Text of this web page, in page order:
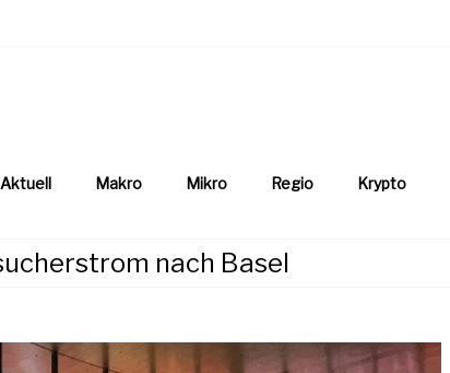
Aktuell Makro Mikro Regio Krypto
nach Basel